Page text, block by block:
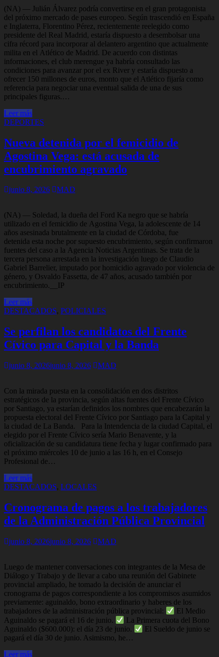
(NA) — Julián Álvarez podría convertirse en el gran protagonista
del próximo mercado de pases europeo. Según trascendió en España
e Inglaterra, Florentino Pérez, recientemente reelegido como
presidente del Real Madrid, estaría dispuesto a desembolsar una
cifra récord para incorporar al delantero argentino que actualmente
milita en el Atlético de Madrid. De acuerdo con distintas
informaciones, el club merengue ya habría consultado las
condiciones para avanzar por el ex River y estaría dispuesto a
ofrecer 150 millones de euros, monto que el Atlético fijaría como
referencia para negociar una eventual salida de una de sus
principales figuras.…
Leer más
DEPORTES
Nueva detenida por el femicidio de
Agostina Vega: está acusada de
encubrimiento agravado
junio 8, 2026 MAD
(NA) — Soledad, la dueña del Ford Ka negro que se habría
utilizado en el femicidio de Agostina Vega, la adolescente de 14
años asesinada brutalmente en la ciudad de Córdoba, fue
detenida esta noche por supuesto encubrimiento, según confirmaron
fuentes del caso a la Agencia Noticias Argentinas. Se trata de la
tercera persona arrestada en la investigación luego de Claudio
Gabriel Barrelier, imputado por homicidio agravado por violencia de
género, y Osvaldo Fassetta, de 47 años, acusado también por
encubrimiento.__IP
Leer más
DESTACADOS, POLICIALES
Se perfilan los candidatos del Frente
Cívico para Capital y la Banda
junio 8, 2026junio 8, 2026 MAD
Con la mirada puesta en la consolidación en dos distritos
estratégicos de la provincia, según altas fuentes del Frente Cívico
por Santiago, ya estarían definidos los nombres que encabezarán la
propuesta electoral del Frente Cívico por Santiago para la Capital y
la ciudad de La Banda. Para la Intendencia de la ciudad Capital, el
elegido por el Frente Cívico sería Mario Benavente, y la
oficialización de su candidatura tiene fecha y lugar confirmado para
el próximo miércoles 10 de junio a las 16 h, en el Consejo
Profesional de…
Leer más
DESTACADOS, LOCALES
Cronograma de pagos a los trabajadores
de la Administración Pública Provincial
junio 8, 2026junio 8, 2026 MAD
Luego de mantener conversaciones con integrantes de la Mesa de
Diálogo y Trabajo y de llevar a cabo una reunión del Gabinete
provincial ampliado, he tomado la decisión de anunciar el
cronograma de pagos correspondiente a los compromisos asumidos
previamente: aguinaldo, bono extraordinario y haberes de los
trabajadores de la administración pública provincial:
El Medio
Aguinaldo se pagará el 16 de junio.
La Primera cuota del Bono
Aguinaldo ($600.000): el día 23 de junio.
El Sueldo de junio se
pagará el día 30 de junio. Asimismo, he…
Leer más